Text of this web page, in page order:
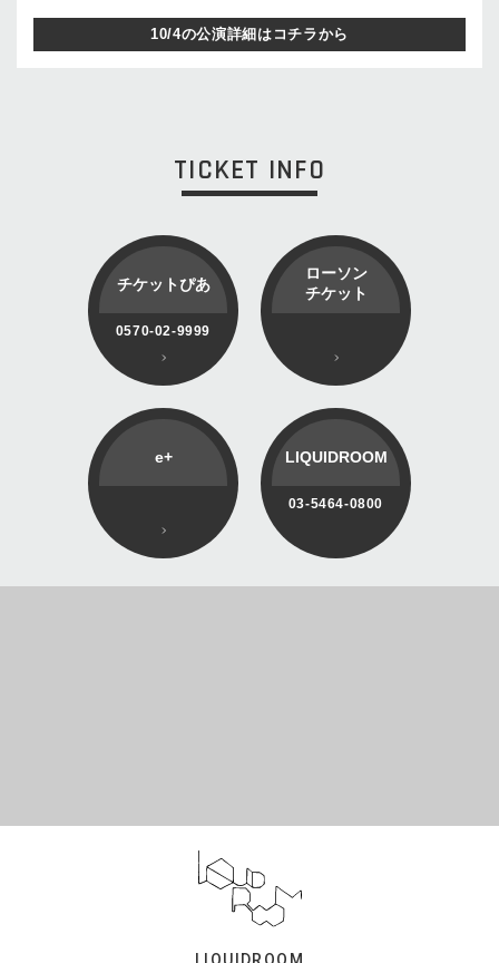
10/4の公演詳細はコチラから
TICKET INFO
チケットぴあ
0570-02-9999
ローソン
チケット
e+ LIQUIDROOM
03-5464-0800